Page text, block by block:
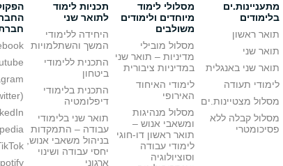
מתעניינות.ים
בלימודים
תואר ראשון
תואר שני
תואר שני באנגלית
לימודי תעודה
מסלול מצטיינות.ים
מסלול קבלה ללא
פסיכומטרי
מסלולי לימוד
מיוחדים ולימודים
משולבים
מסלול מובילי
מדיניות – תואר שני
במדיניות ציבורית
לימודי האיחוד
האירופי
מסלול מנהיגות
ומשאבי אנוש –
תואר ראשון דו-חוגי
לימודי עבודה
וסוציולוגיה
תכניות לימוד
לתואר שני
היחידה ללימודי
המשך והשתלמויות
התכנית ללימודי
ביטחון
התכנית בלימודי
דיפלומטיה
תואר שני בלימודי
עבודה – התמקדות
בניהול משאבי אנוש,
יחסי עבודה ושינוי
ארגוני